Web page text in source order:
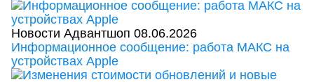
Новости Адвантшоп 08.06.2026
Информационное сообщение: работа МАКС на
устройствах Apple